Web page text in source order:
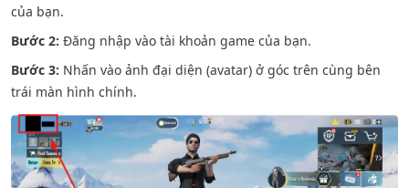
của bạn.
Bước 2: Đăng nhập vào tài khoản game của bạn.
Bước 3: Nhấn vào ảnh đại diện (avatar) ở góc trên cùng bên
trái màn hình chính.